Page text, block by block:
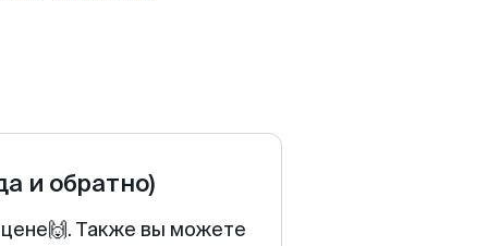
и обратно)
Также вы можете